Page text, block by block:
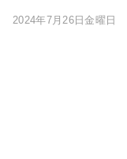
2024年7月26日金曜日